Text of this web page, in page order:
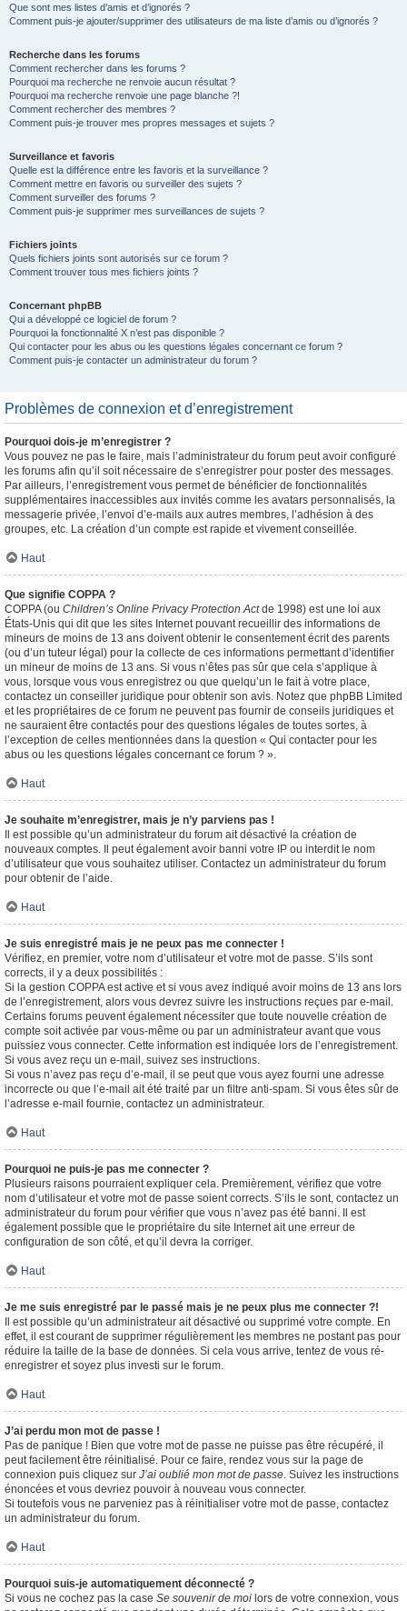
Que sont mes listes d’amis et d’ignorés ?
Comment puis-je ajouter/supprimer des utilisateurs de ma liste d’amis ou d’ignorés ?
Recherche dans les forums
Comment rechercher dans les forums ?
Pourquoi ma recherche ne renvoie aucun résultat ?
Pourquoi ma recherche renvoie une page blanche ?!
Comment rechercher des membres ?
Comment puis-je trouver mes propres messages et sujets ?
Surveillance et favoris
Quelle est la différence entre les favoris et la surveillance ?
Comment mettre en favoris ou surveiller des sujets ?
Comment surveiller des forums ?
Comment puis-je supprimer mes surveillances de sujets ?
Fichiers joints
Quels fichiers joints sont autorisés sur ce forum ?
Comment trouver tous mes fichiers joints ?
Concernant phpBB
Qui a développé ce logiciel de forum ?
Pourquoi la fonctionnalité X n’est pas disponible ?
Qui contacter pour les abus ou les questions légales concernant ce forum ?
Comment puis-je contacter un administrateur du forum ?
Problèmes de connexion et d’enregistrement
Pourquoi dois-je m’enregistrer ?
Vous pouvez ne pas le faire, mais l’administrateur du forum peut avoir configuré
les forums afin qu’il soit nécessaire de s’enregistrer pour poster des messages.
Par ailleurs, l’enregistrement vous permet de bénéficier de fonctionnalités
supplémentaires inaccessibles aux invités comme les avatars personnalisés, la
messagerie privée, l’envoi d’e-mails aux autres membres, l’adhésion à des
groupes, etc. La création d’un compte est rapide et vivement conseillée.
Haut
Que signifie COPPA ?
COPPA (ou Children’s Online Privacy Protection Actde 1998) est une loi aux
États-Unis qui dit que les sites Internet pouvant recueillir des informations de
mineurs de moins de 13 ans doivent obtenir le consentement écrit des parents
(ou d’un tuteur légal) pour la collecte de ces informations permettant d’identifier
un mineur de moins de 13 ans. Si vous n’êtes pas sûr que cela s’applique à
vous, lorsque vous vous enregistrez ou que quelqu’un le fait à votre place,
contactez un conseiller juridique pour obtenir son avis. Notez que phpBB Limited
et les propriétaires de ce forum ne peuvent pas fournir de conseils juridiques et
ne sauraient être contactés pour des questions légales de toutes sortes, à
l’exception de celles mentionnées dans la question « Qui contacter pour les
abus ou les questions légales concernant ce forum ? ».
Haut
Je souhaite m’enregistrer, mais je n’y parviens pas !
Il est possible qu’un administrateur du forum ait désactivé la création de
nouveaux comptes. Il peut également avoir banni votre IP ou interdit le nom
d’utilisateur que vous souhaitez utiliser. Contactez un administrateur du forum
pour obtenir de l’aide.
Haut
Je suis enregistré mais je ne peux pas me connecter !
Vérifiez, en premier, votre nom d’utilisateur et votre mot de passe. S’ils sont
corrects, il y a deux possibilités :
Si la gestion COPPA est active et si vous avez indiqué avoir moins de 13 ans lors
de l’enregistrement, alors vous devrez suivre les instructions reçues par e-mail.
Certains forums peuvent également nécessiter que toute nouvelle création de
compte soit activée par vous-même ou par un administrateur avant que vous
puissiez vous connecter. Cette information est indiquée lors de l’enregistrement.
Si vous avez reçu un e-mail, suivez ses instructions.
Si vous n’avez pas reçu d’e-mail, il se peut que vous ayez fourni une adresse
incorrecte ou que l’e-mail ait été traité par un filtre anti-spam. Si vous êtes sûr de
l’adresse e-mail fournie, contactez un administrateur.
Haut
Pourquoi ne puis-je pas me connecter ?
Plusieurs raisons pourraient expliquer cela. Premièrement, vérifiez que votre
nom d’utilisateur et votre mot de passe soient corrects. S’ils le sont, contactez un
administrateur du forum pour vérifier que vous n’avez pas été banni. Il est
également possible que le propriétaire du site Internet ait une erreur de
configuration de son côté, et qu’il devra la corriger.
Haut
Je me suis enregistré par le passé mais je ne peux plus me connecter ?!
Il est possible qu’un administrateur ait désactivé ou supprimé votre compte. En
effet, il est courant de supprimer régulièrement les membres ne postant pas pour
réduire la taille de la base de données. Si cela vous arrive, tentez de vous ré-
enregistrer et soyez plus investi sur le forum.
Haut
J’ai perdu mon mot de passe !
Pas de panique ! Bien que votre mot de passe ne puisse pas être récupéré, il
peut facilement être réinitialisé. Pour ce faire, rendez vous sur la page de
connexion puis cliquez sur J’ai oublié mon mot de passe. Suivez les instructions
énoncées et vous devriez pouvoir à nouveau vous connecter.
Si toutefois vous ne parveniez pas à réinitialiser votre mot de passe, contactez
un administrateur du forum.
Haut
Pourquoi suis-je automatiquement déconnecté ?
Si vous ne cochez pas la case Se souvenir de moi lors de votre connexion, vous